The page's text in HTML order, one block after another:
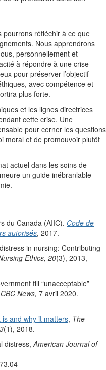
pourrons réfléchir à ce que
Nous apprendrons
personnellement et
à répondre à une crise
pour préserver l’objectif
avec compétence et
plus forte.
et les lignes directrices
cette crise. Une
pour cerner les questions
moral et de promouvoir plutôt
actuel dans les soins de
un guide inébranlable
du Canada (AIIC). Code de
autorisés, 2017.
in nursing: Contributing
Ethics, 20(3), 2013,
fill “unacceptable”
CBC News, 7 avril 2020.
and why it matters, The
(1), 2018.
distress,American Journal of